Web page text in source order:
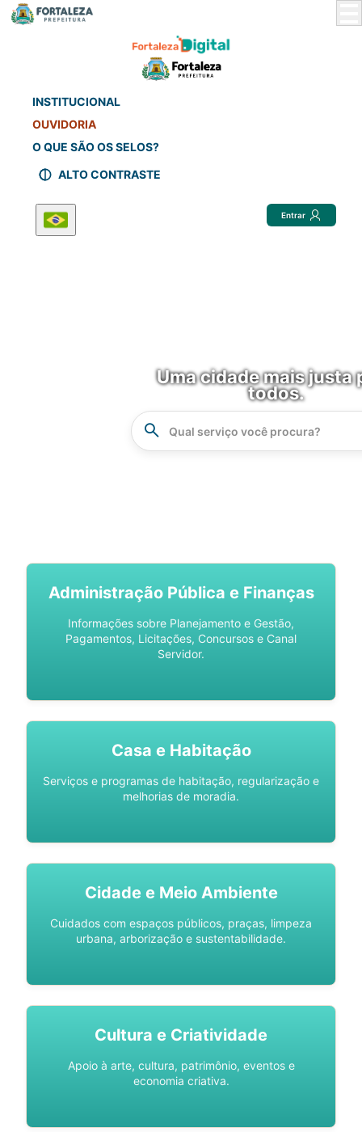
INSTITUCIONAL
OUVIDORIA
O QUE SÃO OS SELOS?
ALTO CONTRASTE
Entrar
Uma cidade mais justa
todos.
Administração Pública e Finanças
Informações sobre Planejamento e Gestão,
Pagamentos, Licitações, Concursos e Canal
Servidor.
Casa e Habitação
Serviços e programas de habitação, regularização e
melhorias de moradia.
Cidade e Meio Ambiente
Cuidados com espaços públicos, praças, limpeza
urbana, arborização e sustentabilidade.
Cultura e Criatividade
Apoio à arte, cultura, patrimônio, eventos e
economia criativa.